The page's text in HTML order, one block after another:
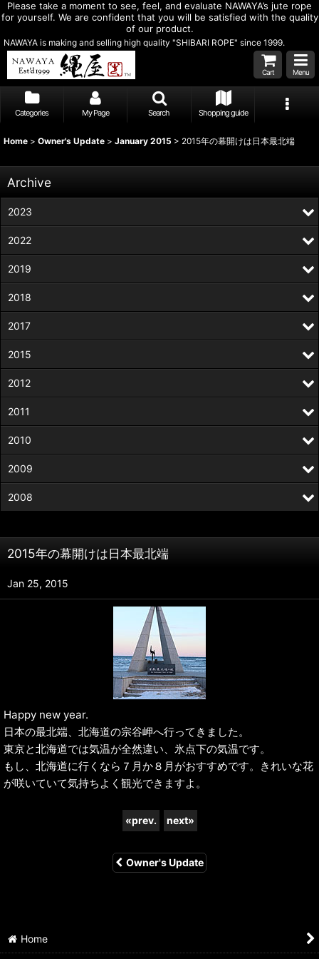
Please take a moment to see, feel, and evaluate NAWAYA’s jute rope
for yourself. We are confident that you will be satisfied with the quality
of our product.
NAWAYA is making and selling high quality "SHIBARI ROPE" since 1999.
Cart Menu
Categories My Page Search Shopping guide
Home > Owner's Update > January 2015 > 2015年の幕開けは日本最北端
2015年の幕開けは日本最北端
Jan 25, 2015
Happy new year.
日本の最北端、北海道の宗谷岬へ行ってきました。
東京と北海道では気温が全然違い、氷点下の気温です。
もし、北海道に行くなら７月か８月がおすすめです。きれいな花
が咲いていて気持ちよく観光できますよ。
«prev. next»
Owner's Update
Archive
2023
2022
2019
2018
2017
2015
2012
2011
2010
2009
2008
Home